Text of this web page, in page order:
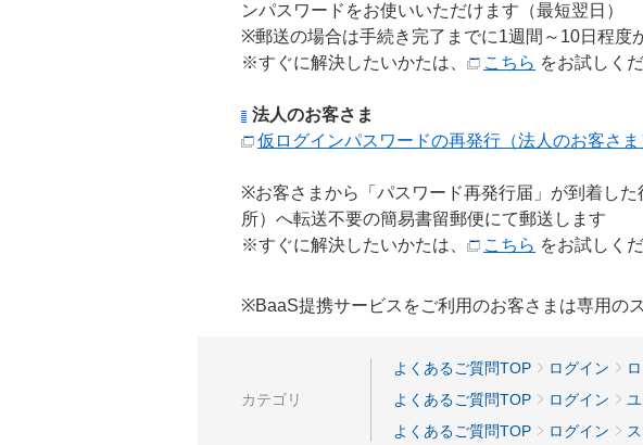
ンパスワードをお使いいただけます（最短翌日）
※郵送の場合は手続き完了までに1週間～10日程度
※すぐに解決したいかたは、
こちら をお試しく
法人のお客さま
仮ログインパスワードの再発行（法人のお客さま
※お客さまから「パスワード再発行届」が到着し
所）へ転送不要の簡易書留郵便にて郵送します
※すぐに解決したいかたは、
こちら をお試しく
※BaaS提携サービスをご利用のお客さまは専用の
カテゴリ
よくあるご質問TOP ログイン
よくあるご質問TOP
ログイン
よくあるご質問TOP
ログイン